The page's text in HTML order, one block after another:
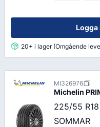
Logga
20+ i lager (Omgående
MI326976
Michelin
225/55 R18
SOMMAR